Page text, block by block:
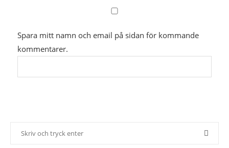
Spara mitt namn och email på sidan för kommande
kommentarer.